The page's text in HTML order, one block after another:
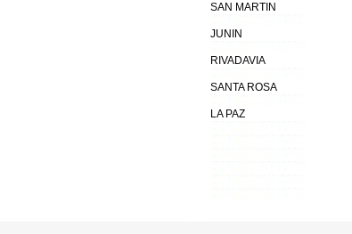
SAN MARTIN
JUNIN
RIVADAVIA
SANTA ROSA
LA PAZ